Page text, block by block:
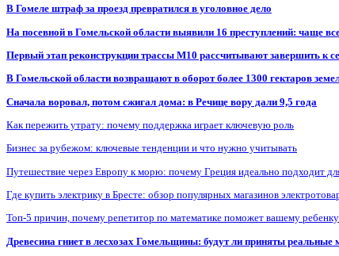
В Гомеле штраф за проезд превратился в уголовное дело
На посевной в Гомельской области выявили 16 преступлений: чаще
Первый этап реконструкции трассы М10 рассчитывают завершить к
В Гомельской области возвращают в оборот более 1300 гектаров
Сначала воровал, потом сжигал дома: в Речице вору дали 9,5 года
Как пережить утрату: почему поддержка играет ключевую роль
Бизнес за рубежом: ключевые тенденции и что нужно учитывать
Путешествие через Европу к морю: почему Греция идеально подходит
Где купить электрику в Бресте: обзор популярных магазинов
Топ-5 причин, почему репетитор по математике поможет вашему ребенку
Древесина гниет в лесхозах Гомельщины: будут ли приняты реальные